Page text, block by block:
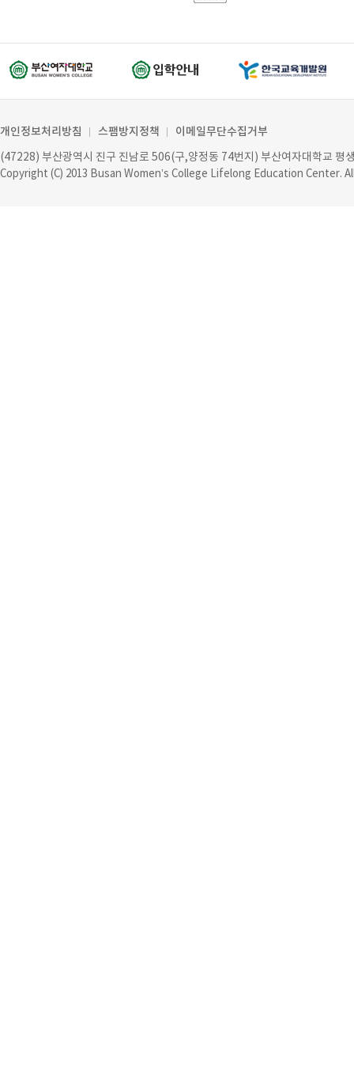
개인정보처리방침 스팸방지정책 이메일무단수집거부
(47228) 부산광역시 진구 진남로 506(구,양정동 74번지) 부산여자대학교 평
Copyright (C) 2013 Busan Women’s College Lifelong Education Center.